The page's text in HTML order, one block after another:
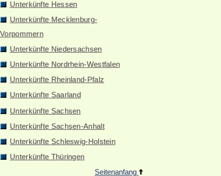
Unterkünfte Hessen
Unterkünfte Mecklenburg-
Vorpommern
Unterkünfte Niedersachsen
Unterkünfte Nordrhein-Westfalen
Unterkünfte Rheinland-Pfalz
Unterkünfte Saarland
Unterkünfte Sachsen
Unterkünfte Sachsen-Anhalt
Unterkünfte Schleswig-Holstein
Unterkünfte Thüringen
Seitenanfang